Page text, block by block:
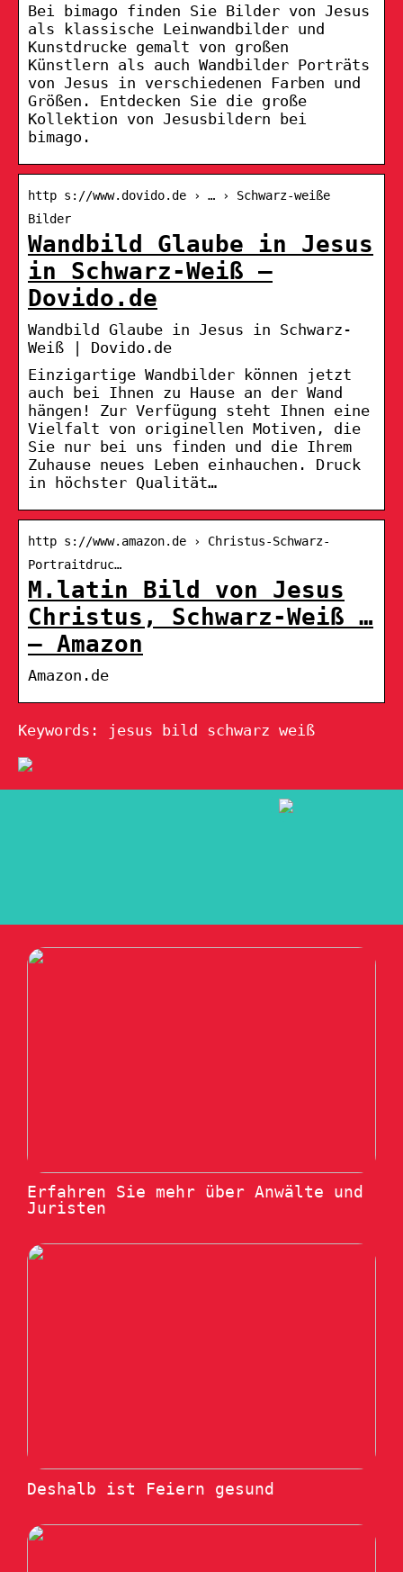
Bei bimago finden Sie Bilder von Jesus
als klassische Leinwandbilder und
Kunstdrucke gemalt von großen
Künstlern als auch Wandbilder Porträts
von Jesus in verschiedenen Farben und
Größen. Entdecken Sie die große
Kollektion von Jesusbildern bei
bimago.
http s://www.dovido.de › … › Schwarz-weiße
Bilder
Wandbild Glaube in Jesus
in Schwarz-Weiß –
Dovido.de
Wandbild Glaube in Jesus in Schwarz-
Weiß | Dovido.de
Einzigartige Wandbilder können jetzt
auch bei Ihnen zu Hause an der Wand
hängen! Zur Verfügung steht Ihnen eine
Vielfalt von originellen Motiven, die
Sie nur bei uns finden und die Ihrem
Zuhause neues Leben einhauchen. Druck
in höchster Qualität…
http s://www.amazon.de › Christus-Schwarz-
Portraitdruc…
M.latin Bild von Jesus
Christus, Schwarz-Weiß …
– Amazon
Amazon.de
Keywords: jesus bild schwarz weiß
Erfahren Sie mehr über Anwälte und
Juristen
Deshalb ist Feiern gesund